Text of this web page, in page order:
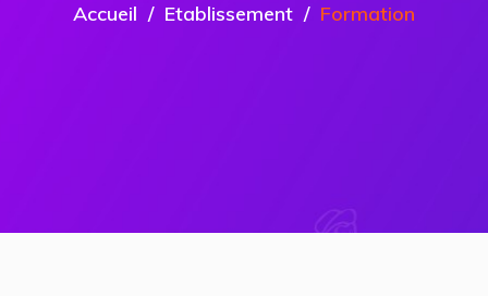
Accueil Etablissement Formation